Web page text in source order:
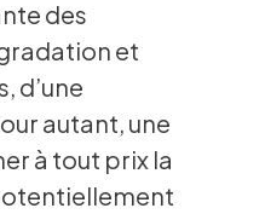
des
et
d’une
autant, une
à tout prix la